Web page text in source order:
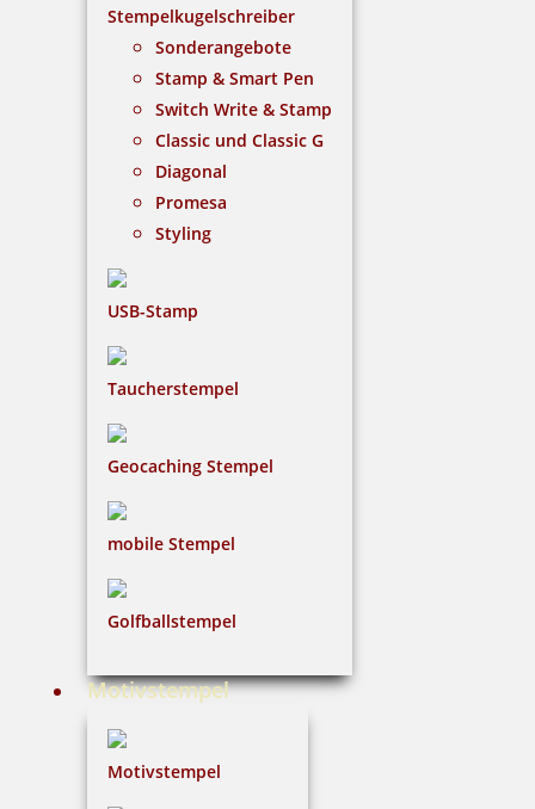
Stempelkugelschreiber
Sonderangebote
Stamp & Smart Pen
Switch Write & Stamp
Classic und Classic G
Diagonal
Promesa
Styling
USB-Stamp
Taucherstempel
Geocaching Stempel
mobile Stempel
Golfballstempel
Motivstempel
Motivstempel